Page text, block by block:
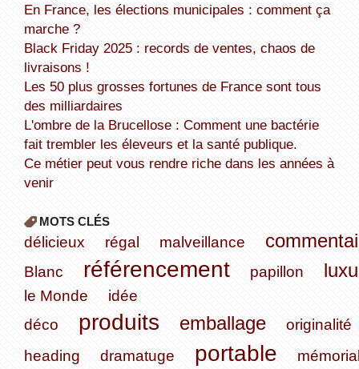
En France, les élections municipales : comment ça
marche ?
Black Friday 2025 : records de ventes, chaos de
livraisons !
Les 50 plus grosses fortunes de France sont tous
des milliardaires
L'ombre de la Brucellose : Comment une bactérie
fait trembler les éleveurs et la santé publique.
Ce métier peut vous rendre riche dans les années à
venir
MOTS CLÉS
délicieux régal malveillance
Blanc référencement papillon
le Monde
idée
déco
produits emballage
originalité
heading
dramatuge portable